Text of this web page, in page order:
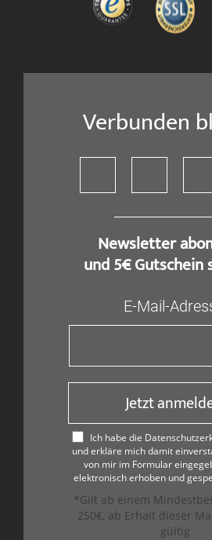
Verbunden
Newsletter
und 5€ Gutschein
E-Mail-
Jetzt
Ich habe die
und erkläre mich damit
von mir im Formular
elektronisch erhoben und
*Gilt ab einem
250€, ab Erhalt dieser
gültig